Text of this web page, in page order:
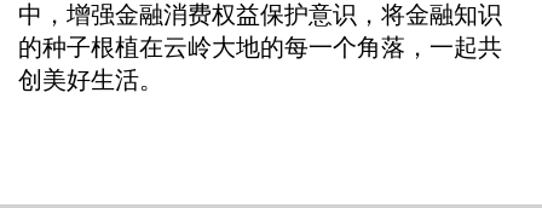
中，增强金融消费权益保护意识，将金融知识
的种子根植在云岭大地的每一个角落，一起共
创美好生活。